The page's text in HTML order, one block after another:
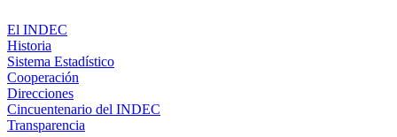
El INDEC
Historia
Sistema Estadístico
Cooperación
Direcciones
Cincuentenario del INDEC
Transparencia